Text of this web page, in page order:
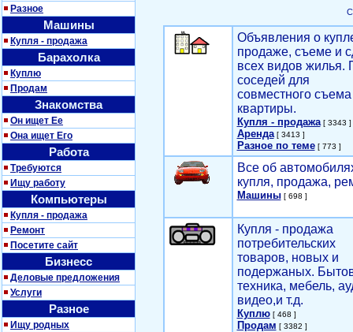
Разное
Машины
Купля - продажа
Барахолка
Куплю
Продам
Знакомства
Он ищет Ее
Она ищет Его
Работа
Требуются
Ищу работу
Компьютеры
Купля - продажа
Ремонт
Посетите сайт
Бизнесс
Деловые предложения
Услуги
Разное
Ищу родных
Объявления о
продаже, съеме и
всех видов жилья.
соседей для
совместного съема
квартиры.
Купля - продажа[ 3343 ]
Аренда[ 3413 ]
Разное по теме[ 773 ]
Все об
купля, продажа,
Машины[ 698 ]
Купля - продажа
потребительских
товаров, новых и
подержаных.
техника, мебель,
видео,и т.д.
Куплю[ 468 ]
Продам [ 3382 ]